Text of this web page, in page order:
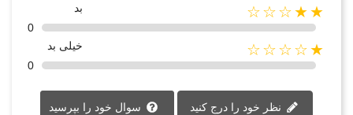
★★☆☆☆
بد
0
★☆☆☆☆
خیلی بد
0
سوال خود را بپرسید